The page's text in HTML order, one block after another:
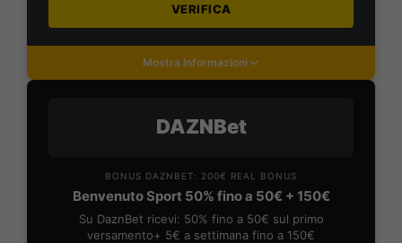
VERIFICA
Mostra Informazioni
DAZNBet
BONUS DAZNBET: 200€ REAL BONUS
Benvenuto Sport 50% fino a 50€ + 150€
Su DaznBet ricevi: 50% fino a 50€ sul primo
versamento+ 5€ a settimana fino a 150€